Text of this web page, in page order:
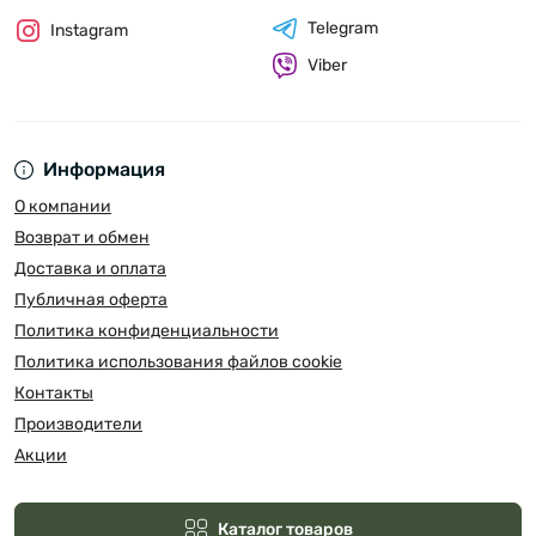
Информация
О компании
Возврат и обмен
Доставка и оплата
Публичная оферта
Политика конфиденциальности
Политика использования файлов cookie
Контакты
Производители
Акции
Каталог товаров
Instagram
Telegram
Viber